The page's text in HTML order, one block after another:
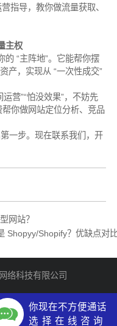
指导，教你做流量获取、
主权
“主阵地”。它能帮你摆
产，实现从 “一次性成交”
营”“怕没效果”，不妨先
你做网站定位分析、竞品
一步。现在联系我们，开
网站？
Shopyy/Shopify？优缺点对
络科技有限公司
你现在不方便通话
选 择 在 线 咨 询